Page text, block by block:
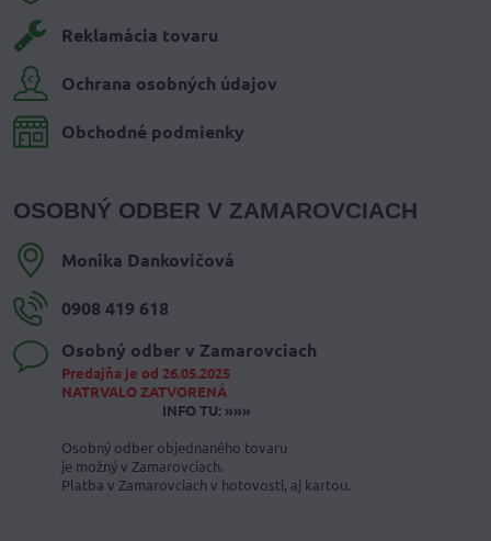
Reklamácia tovaru
Ochrana osobných údajov
Obchodné podmienky
OSOBNÝ ODBER V ZAMAROVCIACH
Monika Dankovičová
0908 419 618
Osobný odber v Zamarovciach
Predajňa je od 26.05.2025
NATRVALO ZATVORENÁ
INFO TU: »»»
Osobný odber objednaného tovaru
je možný v Zamarovciach.
Platba v Zamarovciach v hotovosti, aj kartou.